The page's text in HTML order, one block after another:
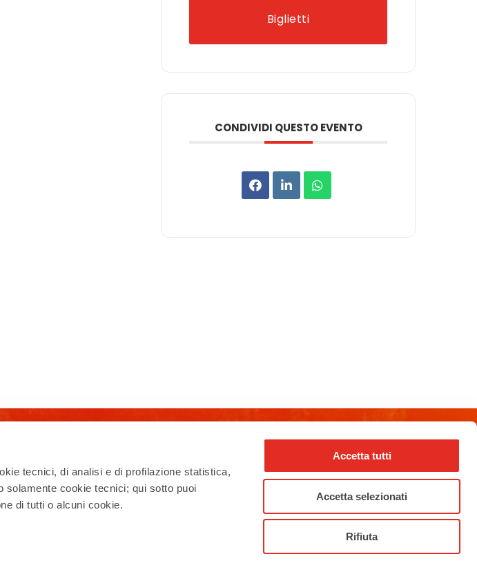
tecnici, di analisi e di profilazione statistica,
solamente cookie tecnici; qui sotto puoi
di tutti o alcuni cookie.
Accetta tutti
Accetta selezionati
Rifiuta
Biglietti
CONDIVIDI QUESTO EVENTO
con eventi,
e offerte
tuo soggiorno a Rho!
rho_nel_mondo_